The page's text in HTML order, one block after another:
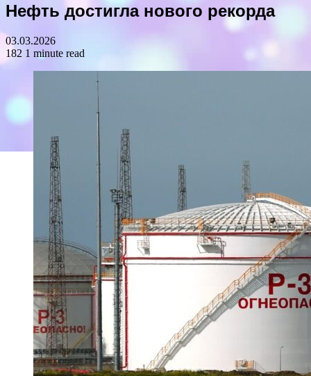
Нефть достигла нового рекорда
03.03.2026
182 1 minute read